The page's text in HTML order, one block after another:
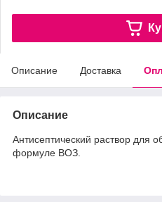
Описание Доставка
Описание
Антисептический раствор для
формуле ВОЗ.